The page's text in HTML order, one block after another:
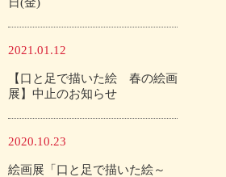
2021.01.12
【口と足で描いた絵 春の絵画
展】中止のお知らせ
2020.10.23
絵画展「口と足で描いた絵～